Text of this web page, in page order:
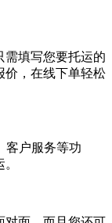
需填写您要托运的
价，在线下单轻松
客户服务等功